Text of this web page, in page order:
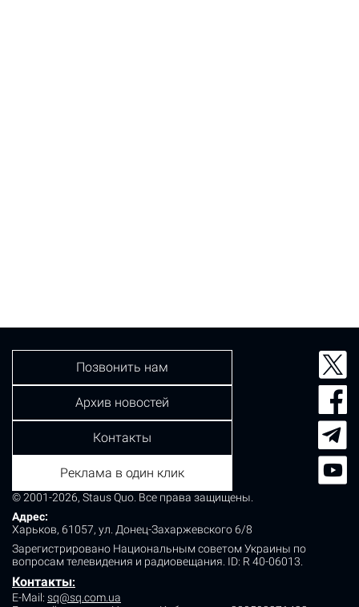
© 2001-2026, Staus Quo. Все права защищены.
Адрес:
Харьков, 61057, ул. Донец-Захаржевского 6/8
Зарегистрировано Национальным советом Украины по
вопросам телевидения и радиовещания. ID: R 40-06013.
Контакты:
E-Mail: sq@sq.com.ua
Позвонить нам
Архив новостей
Контакты
Реклама в один клик